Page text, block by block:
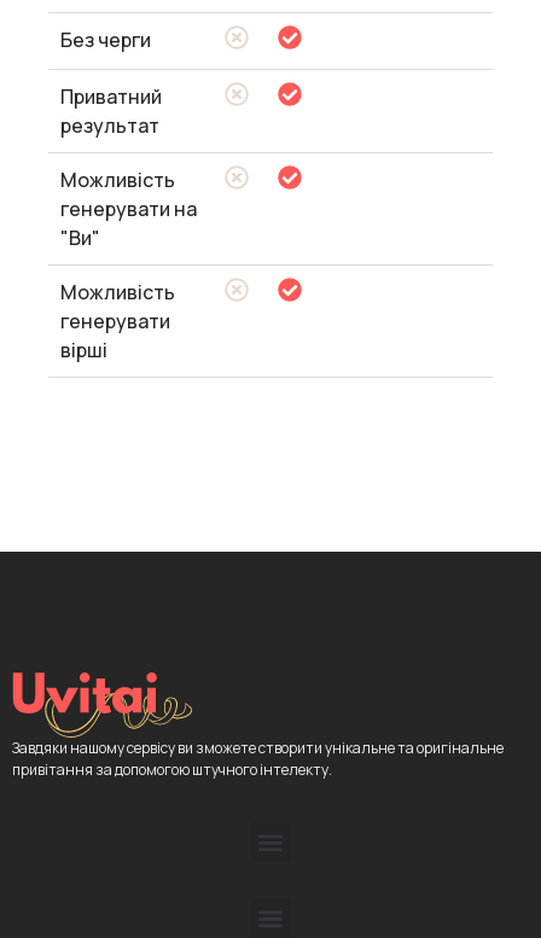
Без черги
Приватний
результат
Можливість
генерувати на
"Ви"
Можливість
генерувати
вірші
Завдяки нашому сервісу ви зможете створити унікальне та оригінальне
привітання за допомогою штучного інтелекту.